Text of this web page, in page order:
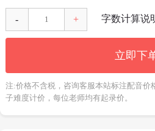
- + 字数计算说
立即下
注:价格不含税，咨询客服本站标注配音价
子难度计价，每位老师均有起录价。